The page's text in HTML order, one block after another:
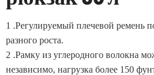
1 .Регулируемый плечевой ремень
разного роста.
2 .Рамку из углеродного волокна
независимо, нагрузка более 150